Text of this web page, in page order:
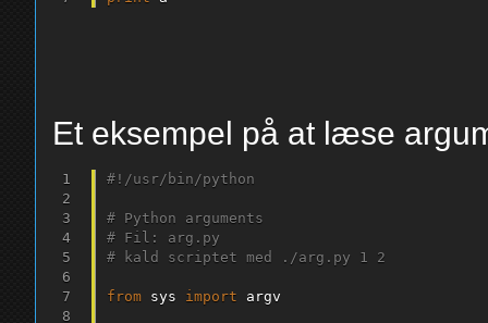
Et eksempel på at læse
#!/usr/bin/python
# Python arguments
# Fil: arg.py
# kald scriptet med ./arg.py 1 2
from sys import argv